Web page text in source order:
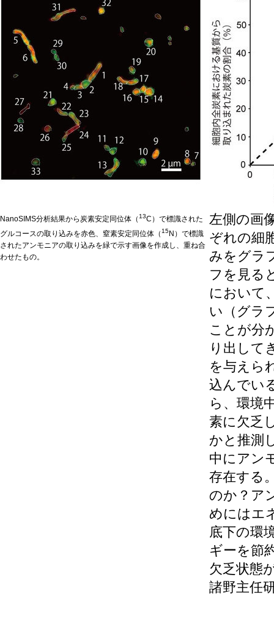
NanoSIMS分析結果から炭素安定同位体（ 13C）で標識された
グルコースの取り込みを赤色、窒素安定同位体（ 15N）で標識
されたアンモニアの取り込みを緑で示す画像を作成し、重ね合
わせたもの。
左側の画
ぞれの細
みをグラ
フを見る
において
い（グラ
ことが分
り出して
を与えら
込んでい
ら、環境
素に欠乏
かと推測
中にアン
存在する
のか？ア
めにはエ
底下の環
ギーを節
欠乏状態
諸野主任